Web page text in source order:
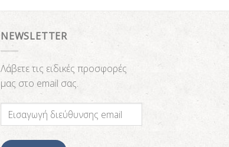
NEWSLETTER
Λάβετε τις ειδικές προσφορές
μας στο email σας.